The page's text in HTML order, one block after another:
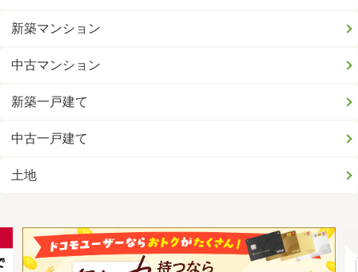
新築マンション
中古マンション
新築一戸建て
中古一戸建て
土地